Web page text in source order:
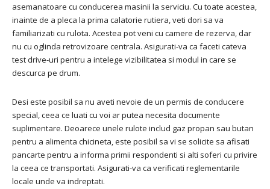
asemanatoare cu conducerea masinii la serviciu. Cu toate acestea,
inainte de a pleca la prima calatorie rutiera, veti dori sa va
familiarizati cu rulota. Acestea pot veni cu camere de rezerva, dar
nu cu oglinda retrovizoare centrala. Asigurati-va ca faceti cateva
test drive-uri pentru a intelege vizibilitatea si modul in care se
descurca pe drum.
Desi este posibil sa nu aveti nevoie de un permis de conducere
special, ceea ce luati cu voi ar putea necesita documente
suplimentare. Deoarece unele rulote includ gaz propan sau butan
pentru a alimenta chicineta, este posibil sa vi se solicite sa afisati
pancarte pentru a informa primii respondenti si alti soferi cu privire
la ceea ce transportati. Asigurati-va ca verificati reglementarile
locale unde va indreptati.